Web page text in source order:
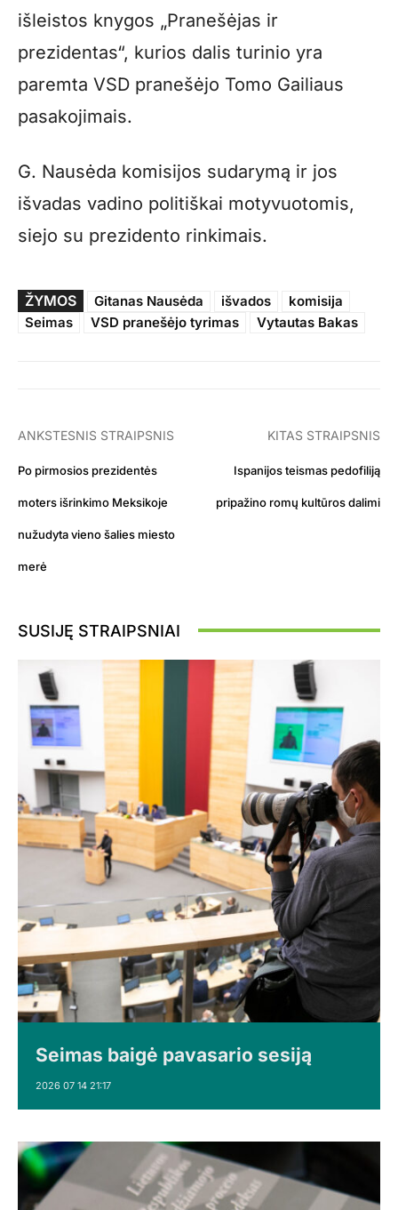
išleistos knygos „Pranešėjas ir
prezidentas“, kurios dalis turinio yra
paremta VSD pranešėjo Tomo Gailiaus
pasakojimais.
G. Nausėda komisijos sudarymą ir jos
išvadas vadino politiškai motyvuotomis,
siejo su prezidento rinkimais.
ŽYMOS Gitanas Nausėda išvados
komisija
Seimas
VSD pranešėjo tyrimas Vytautas Bakas
ANKSTESNIS STRAIPSNIS
Po pirmosios prezidentės
moters išrinkimo Meksikoje
nužudyta vieno šalies miesto
merė
KITAS STRAIPSNIS
Ispanijos teismas pedofiliją
pripažino romų kultūros dalimi
SUSIJĘ STRAIPSNIAI
Seimas baigė pavasario sesiją
2026 07 14 21:17